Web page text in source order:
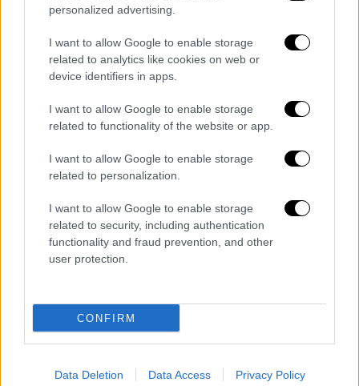
personalized advertising.
I want to allow Google to enable storage
related to analytics like cookies on web or
device identifiers in apps.
I want to allow Google to enable storage
related to functionality of the website or app.
I want to allow Google to enable storage
related to personalization.
I want to allow Google to enable storage
related to security, including authentication
functionality and fraud prevention, and other
user protection.
CONFIRM
Data Deletion Data Access Privacy Policy
12.12.2019 10:53
«απογειώθηκε» στην Ελλάδα το 2019
διαδικτυακά και ιδού τα αποτελέσματα